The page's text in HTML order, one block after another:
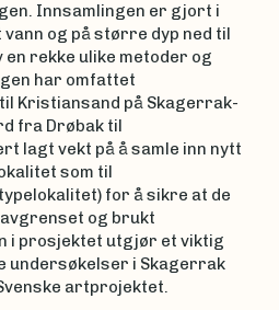
Innsamlingen er gjort i
og på større dyp ned til
en rekke ulike metoder og
har omfattet
Kristiansand på Skagerrak-
fra Drøbak til
lagt vekt på å samle inn nytt
som til
for å sikre at de
og brukt
i prosjektet utgjør et viktig
undersøkelser i Skagerrak
artprojektet.